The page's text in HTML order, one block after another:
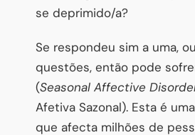
se deprimido/a?
Se respondeu sim a uma,
questões, então pode
(Seasonal Affective
Afetiva Sazonal). Esta é
que afecta milhões de